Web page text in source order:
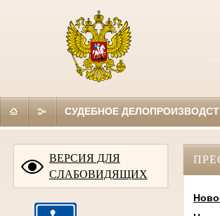
СУДЕБНОЕ
ВЕРСИЯ ДЛЯ
СЛАБОВИДЯЩИХ